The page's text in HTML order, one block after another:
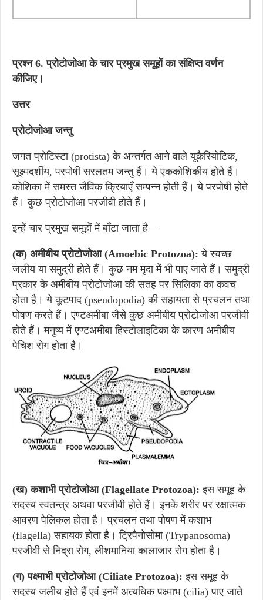
प्रश्न 6. प्रोटोजोआ के चार प्रमुख समूहों का संक्षिप्त वर्णन
कीजिए।
उत्तर
प्रोटोजोआ जन्तु
जगत प्रोटिस्टा (protista) के अन्तर्गत आने वाले यूकैरियोटिक,
सूक्ष्मदर्शीय, परपोषी सरलतम जन्तु हैं। ये एककोशिकीय होते हैं।
कोशिका में समस्त जैविक क्रियाएँ सम्पन्न होती हैं। ये परपोषी होते
हैं। कुछ प्रोटोजोआ परजीवी होते हैं।
इन्हें चार प्रमुख समूहों में बाँटा जाता है—
(क) अमीबीय प्रोटोजोआ (Amoebic Protozoa): ये स्वच्छ
जलीय या समुद्री होते हैं। कुछ नम मृदा में भी पाए जाते हैं। समुद्री
प्रकार के अमीबीय प्रोटोजोआ की सतह पर सिलिका का कवच
होता है। ये कूटपाद (pseudopodia) की सहायता से प्रचलन तथा
पोषण करते हैं। एण्टअमीबा जैसे कुछ अमीबीय प्रोटोजोआ परजीवी
होते हैं। मनुष्य में एण्टअमीबा हिस्टोलाइटिका के कारण अमीबीय
पेचिश रोग होता है।
(ख) कशाभी प्रोटोजोआ (Flagellate Protozoa): इस समूह के
सदस्य स्वतन्त्र अथवा परजीवी होते हैं। इनके शरीर पर रक्षात्मक
आवरण पेलिकल होता है। प्रचलन तथा पोषण में कशाभ
(flagella) सहायक होता है। ट्रिपैनोसोमा (Trypanosoma)
परजीवी से निद्रा रोग, लीशमानिया कालाजार रोग होता है।
(ग) पक्ष्माभी प्रोटोजोआ (Ciliate Protozoa):इस समूह के
सदस्य जलीय होते हैं एवं इनमें अत्यधिक पक्ष्माभ (cilia) पाए जाते